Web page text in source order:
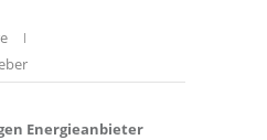
Energieanbieter